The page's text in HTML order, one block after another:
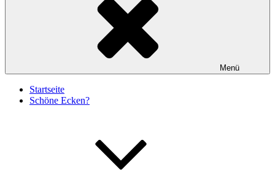
Menü
Startseite
Schöne Ecken?